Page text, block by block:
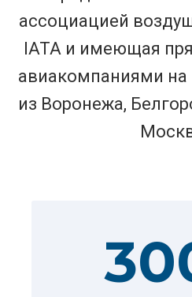
ассоциацией
IATA и имеющая
авиакомпаниями на
из Воронежа,